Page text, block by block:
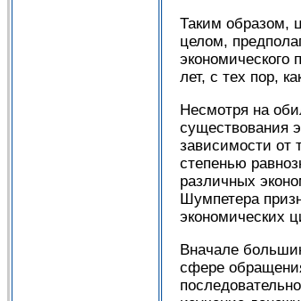
Таким образом,
целом,
экономического
лет, с тех пор,
Несмотря на
существования
зависимости от
степенью
различных
Шумпетера
экономических
Вначале
сфере